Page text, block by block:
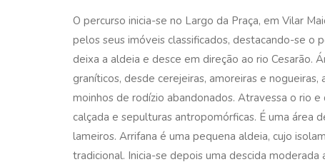
O percurso inicia-se no Largo da Praça, em Vilar
pelos seus imóveis classificados, destacando-se o
deixa a aldeia e desce em direção ao rio Cesarão.
graníticos, desde cerejeiras, amoreiras e
moinhos de rodízio abandonados. Atravessa o rio
calçada e sepulturas antropomórficas. É uma área
lameiros. Arrifana é uma pequena aldeia, cujo
tradicional. Inicia-se depois uma descida